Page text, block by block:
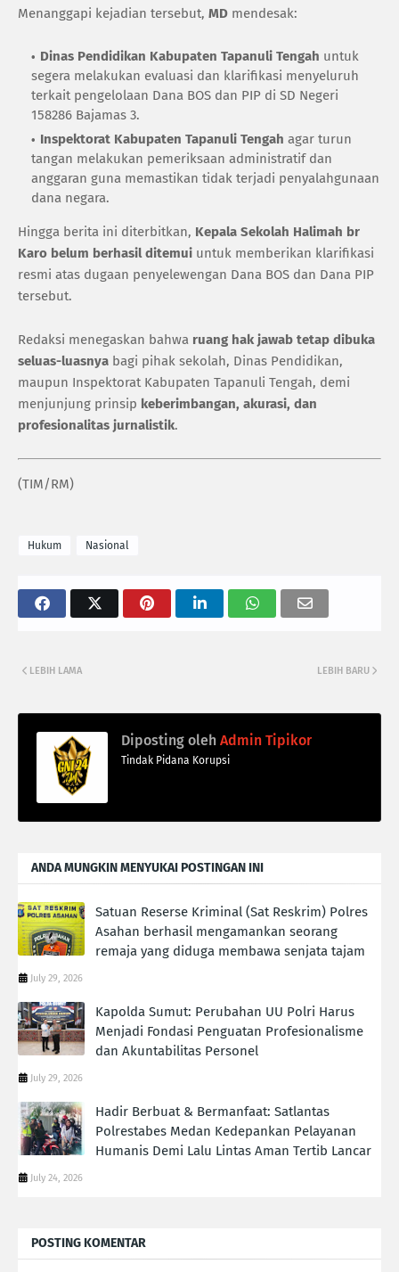
Menanggapi kejadian tersebut, MD mendesak:
Dinas Pendidikan Kabupaten Tapanuli Tengah untuk
segera melakukan evaluasi dan klarifikasi menyeluruh
terkait pengelolaan Dana BOS dan PIP di SD Negeri
158286 Bajamas 3.
Inspektorat Kabupaten Tapanuli Tengah agar turun
tangan melakukan pemeriksaan administratif dan
anggaran guna memastikan tidak terjadi penyalahgunaan
dana negara.
Hingga berita ini diterbitkan, Kepala Sekolah Halimah br
Karo belum berhasil ditemui untuk memberikan klarifikasi
resmi atas dugaan penyelewengan Dana BOS dan Dana PIP
tersebut.
Redaksi menegaskan bahwa ruang hak jawab tetap dibuka
seluas-luasnya bagi pihak sekolah, Dinas Pendidikan,
maupun Inspektorat Kabupaten Tapanuli Tengah, demi
menjunjung prinsip keberimbangan, akurasi, dan
profesionalitas jurnalistik.
(TIM/RM)
Hukum Nasional
LEBIH BARU
LEBIH LAMA
Diposting oleh Admin Tipikor
Tindak Pidana Korupsi
ANDA MUNGKIN MENYUKAI POSTINGAN INI
Satuan Reserse Kriminal (Sat Reskrim) Polres
Asahan berhasil mengamankan seorang
remaja yang diduga membawa senjata tajam
July 29, 2026
Kapolda Sumut: Perubahan UU Polri Harus
Menjadi Fondasi Penguatan Profesionalisme
dan Akuntabilitas Personel
July 29, 2026
Hadir Berbuat & Bermanfaat: Satlantas
Polrestabes Medan Kedepankan Pelayanan
Humanis Demi Lalu Lintas Aman Tertib Lancar
July 24, 2026
POSTING KOMENTAR